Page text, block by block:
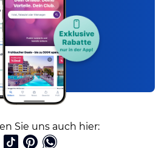
Sie uns auch hier: